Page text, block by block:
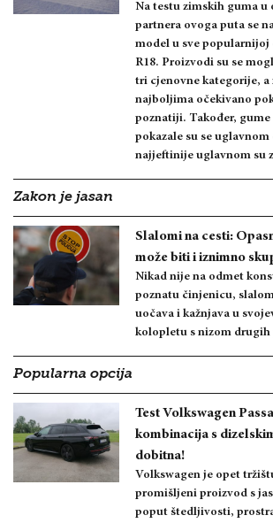
Na testu zimskih guma
partnera ovoga puta se
model u sve popularnijoj
R18. Proizvodi su se
tri cjenovne kategorije, a
najboljima očekivano
poznatiji. Također, gume
pokazale su se
najjeftinije uglavnom su
Zakon je jasan
Slalomi na cesti:
može biti i iznimno
Nikad nije na odmet
poznatu činjenicu,
uočava i kažnjava u
kolopletu s nizom
Popularna opcija
Test Volkswagen
kombinacija s
dobitna!
Volkswagen je opet
promišljeni proizvod s
poput štedljivosti,